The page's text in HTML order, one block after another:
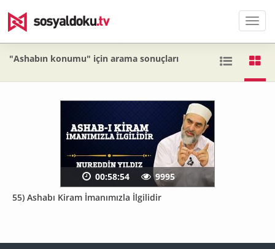
Menü
"Ashabın konumu" için arama sonuçları
55) Ashabı Kiram İmanımızla İlgilidir
00:58:54 9995